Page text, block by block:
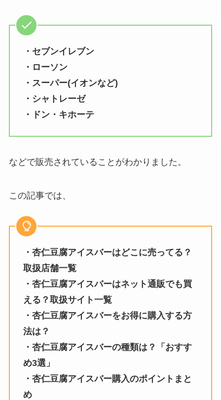
・セブンイレブン
・ローソン
・ スーパー(イオンなど)
・ シャトレーゼ
・ ドン・キホーテ
などで販売されていることがわかりました。
この記事では、
・杏仁豆腐アイスバーはどこに売ってる？
取扱店舗一覧
・杏仁豆腐アイスバーはネット通販でも買
える？取扱サイト一覧
・杏仁豆腐アイスバーをお得に購入する方
法は？
・杏仁豆腐アイスバーの種類は？「おすす
め3選」
・ 杏仁豆腐アイスバー購入のポイントまと
め